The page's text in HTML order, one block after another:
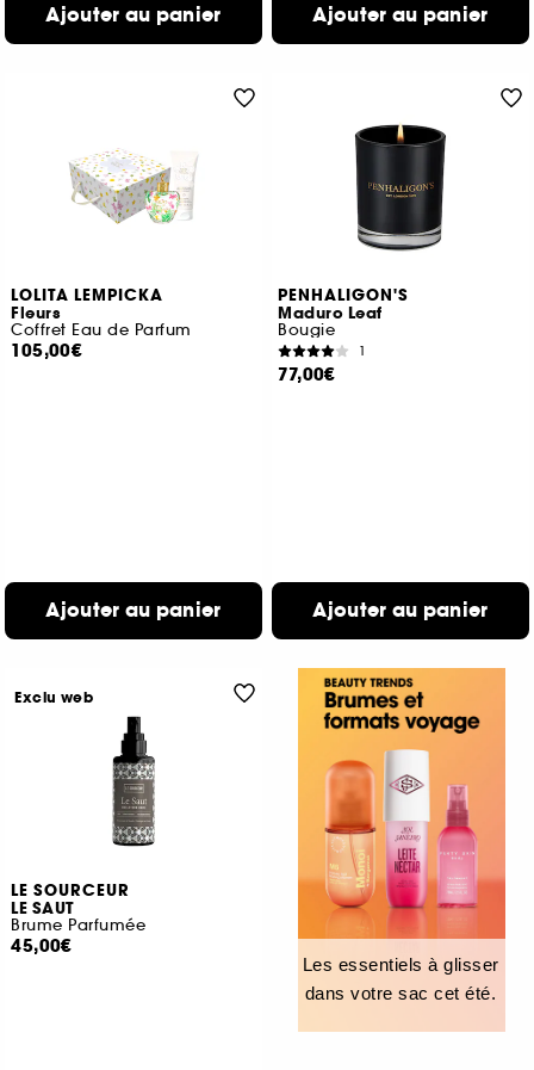
Ajouter au panier Ajouter au panier
LOLITA LEMPICKA
Fleurs
Coffret Eau de Parfum
105,00€
Ajouter au panier
PENHALIGON'S
Maduro Leaf
Bougie
1
77,00€
Ajouter au panier
LE SOURCEUR
LE SAUT
Brume Parfumée
45,00€
Exclu web
Les essentiels à glisser
dans votre sac cet été.